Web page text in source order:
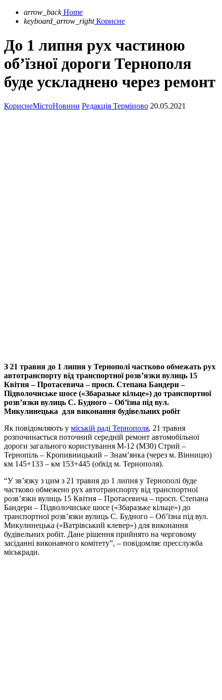
arrow_back Home
keyboard_arrow_right Корисне
До 1 липня рух частиною
об’їзної дороги Тернополя
буде ускладнено через ремонт
КориснеМістоНовини Редакція Терміново 20.05.2021
З 21 травня до 1 липня у Тернополі частково обмежать рух
автотранспорту від транспортної розв’язки вулиць 15
Квітня – Протасевича – просп. Степана Бандери –
Підволочиське шосе («Збаразьке кільце») до транспортної
розв’язки вулиць С. Будного – Об’їзна під вул.
Микулинецька для виконання будівельних робіт
Як повідомляють у міській раді Тернополя, 21 травня
розпочинається поточний середній ремонт автомобільної
дороги загального користування М-12 (М30) Стрий –
Тернопіль – Кропивницький – Знам’янка (через м. Вінницю)
км 145+133 – км 153+445 (обхід м. Тернополя).
“У зв’язку з цим з 21 травня до 1 липня у Тернополі буде
частково обмежено рух автотранспорту від транспортної
розв’язки вулиць 15 Квітня – Протасевича – просп. Степана
Бандери – Підволочиське шосе («Збаразьке кільце») до
транспортної розв’язки вулиць С. Будного – Об’їзна під вул.
Микулинецька («Ватрівський клевер») для виконання
будівельних робіт. Дане рішення прийнято на черговому
засіданні виконавчого комітету”, – повідомляє пресслужба
міськради.